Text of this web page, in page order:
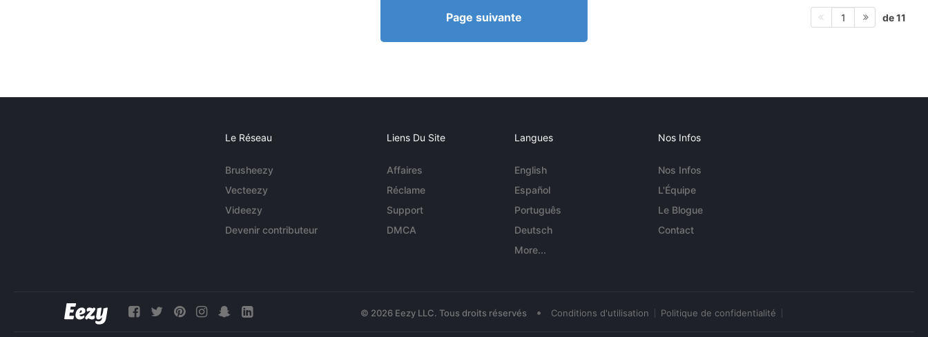
Page suivante 1 de 11
Le Réseau
Brusheezy
Vecteezy
Videezy
Devenir contributeur
Liens Du Site
Affaires
Réclame
Support
DMCA
Langues
English
Español
Português
Deutsch
More...
Nos Infos
Nos Infos
L'Équipe
Le Blogue
Contact
© 2026 Eezy LLC. Tous droits réservés • Conditions d'utilisation Politique de confidentialité